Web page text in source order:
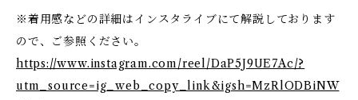
※着用感などの詳細はインスタライブにて解説しております
ので、ご参照ください。
https://www.instagram.com/reel/DaP5J9UE7Ac/?
utm_source=ig_web_copy_link&igsh=MzRlODBiNW